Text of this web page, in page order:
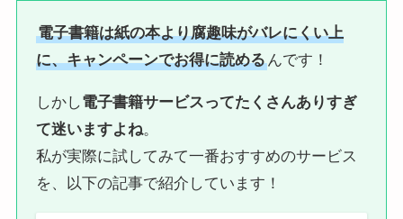
電子書籍は紙の本より腐趣味がバレにくい上
に、キャンペーンでお得に読めるんです！
しかし電子書籍サービスってたくさんありすぎ
て迷いますよね。
私が実際に試してみて一番おすすめのサービス
を、以下の記事で紹介しています！